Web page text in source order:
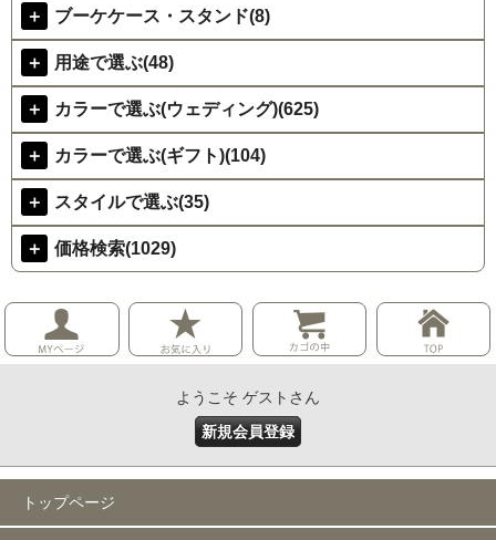
＋ ブーケケース・スタンド(8)
＋ 用途で選ぶ(48)
＋ カラーで選ぶ(ウェディング)(625)
＋ カラーで選ぶ(ギフト)(104)
＋ スタイルで選ぶ(35)
＋ 価格検索(1029)
ようこそ ゲストさん
新規会員登録
トップページ